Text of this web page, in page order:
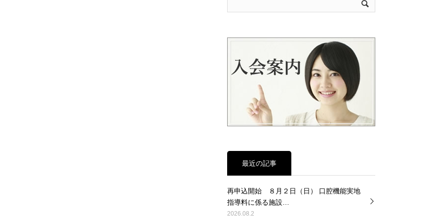
最近の記事
再申込開始 ８月２日（日） 口腔機能実地
指導料に係る施設…
2026.08.2